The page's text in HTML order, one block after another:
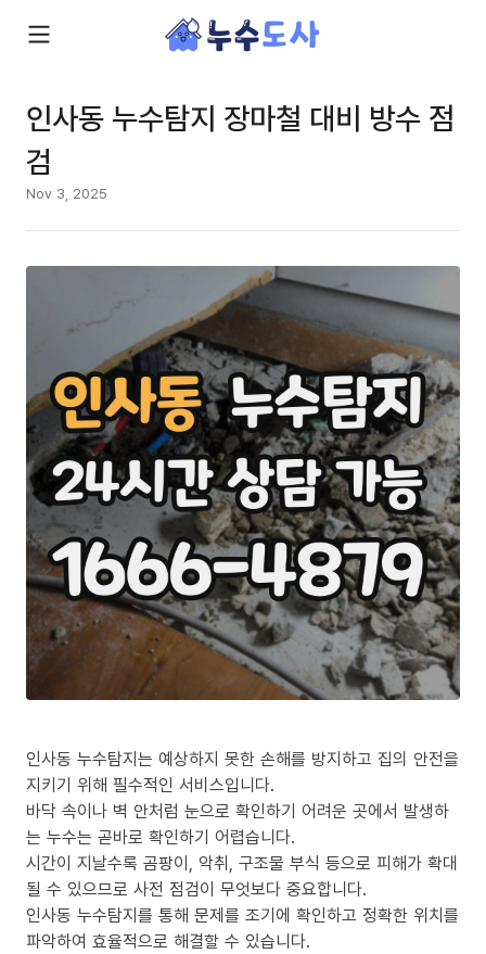
인사동 누수탐지 장마철 대비 방수 점
검
Nov 3, 2025
인사동 누수탐지는 예상하지 못한 손해를 방지하고 집의 안전을
지키기 위해 필수적인 서비스입니다.
바닥 속이나 벽 안처럼 눈으로 확인하기 어려운 곳에서 발생하
는 누수는 곧바로 확인하기 어렵습니다.
시간이 지날수록 곰팡이, 악취, 구조물 부식 등으로 피해가 확대
될 수 있으므로 사전 점검이 무엇보다 중요합니다.
인사동 누수탐지를 통해 문제를 조기에 확인하고 정확한 위치를
파악하여 효율적으로 해결할 수 있습니다.